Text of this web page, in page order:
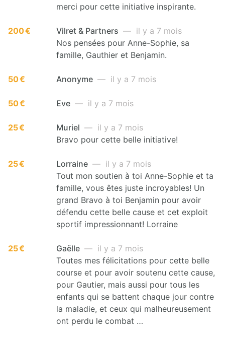
merci pour cette initiative inspirante.
200 € Vilret & Partners — il y a 7 mois
Nos pensées pour Anne-Sophie, sa
famille, Gauthier et Benjamin.
50 € Anonyme — il y a 7 mois
50 € Eve — il y a 7 mois
25 € Muriel — il y a 7 mois
Bravo pour cette belle initiative!
25 € Lorraine — il y a 7 mois
Tout mon soutien à toi Anne-Sophie et ta
famille, vous êtes juste incroyables! Un
grand Bravo à toi Benjamin pour avoir
défendu cette belle cause et cet exploit
sportif impressionnant! Lorraine
25 € Gaëlle — il y a 7 mois
Toutes mes félicitations pour cette belle
course et pour avoir soutenu cette cause,
pour Gautier, mais aussi pour tous les
enfants qui se battent chaque jour contre
la maladie, et ceux qui malheureusement
ont perdu le combat …